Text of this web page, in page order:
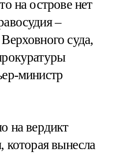
на острове нет
–
суда,
министр
на вердикт
которая вынесла